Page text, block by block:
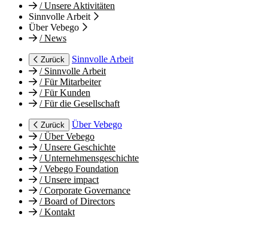
/Unsere Aktivitäten
Sinnvolle Arbeit
Über Vebego
/News
Zurück
Sinnvolle Arbeit
/Sinnvolle Arbeit
/Für Mitarbeiter
/Für Kunden
/Für die Gesellschaft
Zurück
Über Vebego
/Über Vebego
/Unsere Geschichte
/Unternehmensgeschichte
/Vebego Foundation
/Unsere impact
/Corporate Governance
/Board of Directors
/Kontakt